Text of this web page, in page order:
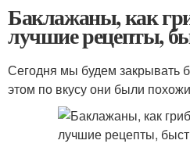
Баклажаны, как
лучшие рецепты,
Сегодня мы будем закрывать
этом по вкусу они были